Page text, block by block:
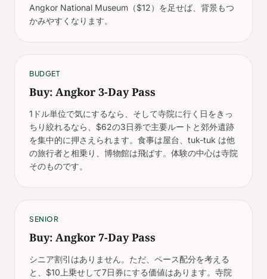
Angkor National Museum（$12）を足せば、背景もつ
かみやすくなります。
BUDGET
Buy: Angkor 3-Day Pass
1ドル単位で気にするなら、そして寺院に行く日をきっ
ちり絞れるなら、$62の3日券で主要ルートと郊外遺跡
を集中的に押さえられます。食事は屋台、tuk-tuk は他
の旅行者と相乗り、博物館は飛ばす。体験の中心は寺院
そのものです。
SENIOR
Buy: Angkor 7-Day Pass
シニア割引はありません。ただ、ペース配分を考える
と、$10上乗せして7日券にする価値はあります。寺院